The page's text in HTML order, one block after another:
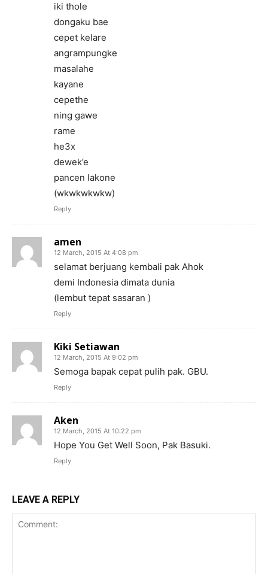
iki thole
dongaku bae
cepet kelare
angrampungke
masalahe
kayane
cepethe
ning gawe
rame
he3x
dewek’e
pancen lakone
(wkwkwkwkw)
Reply
amen
12 March, 2015 At 4:08 pm
selamat berjuang kembali pak Ahok
demi Indonesia dimata dunia
(lembut tepat sasaran )
Reply
Kiki Setiawan
12 March, 2015 At 9:02 pm
Semoga bapak cepat pulih pak. GBU.
Reply
Aken
12 March, 2015 At 10:22 pm
Hope You Get Well Soon, Pak Basuki.
Reply
LEAVE A REPLY